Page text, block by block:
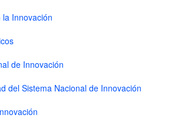
Innovación
de Innovación
del Sistema Nacional de Innovación